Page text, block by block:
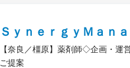
ＳｙｎｅｒｇｙＭａｎ
【奈良／橿原】薬剤師◇企画・運
ご提案